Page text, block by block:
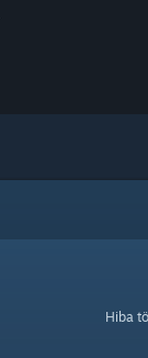
Hiba